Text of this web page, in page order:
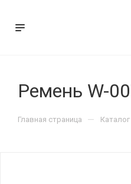
Ремень W-
Главная страница — Каталог